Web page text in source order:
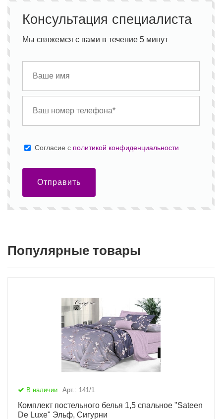
Консультация специалиста
Мы свяжемся с вами в течение 5 минут
Cогласие с политикой конфиденциальности
Отправить
Популярные товары
В наличии Арт.: 141/1
Комплект постельного белья 1,5 спальное "Sateen
De Luxe" Эльф, Сигурни